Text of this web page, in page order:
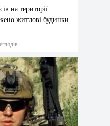
на території
житлові будинки